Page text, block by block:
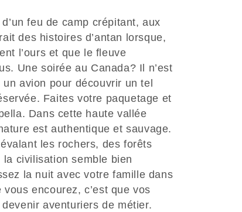
feu de camp crépitant, aux
des histoires d’antan lorsque,
l’ours et que le fleuve
Une soirée au Canada? Il n’est
avion pour découvrir un tel
Faites votre paquetage et
Dans cette haute vallée
est authentique et sauvage.
les rochers, des forêts
civilisation semble bien
la nuit avec votre famille dans
encourez, c’est que vos
aventuriers de métier.